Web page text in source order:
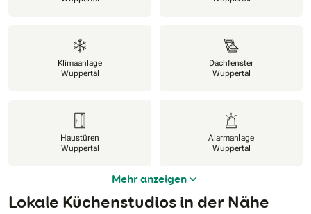
Klimaanlage
Wuppertal
Dachfenster
Wuppertal
Haustüren
Wuppertal
Alarmanlage
Wuppertal
Mehr anzeigen
Lokale Küchenstudios in der Nähe